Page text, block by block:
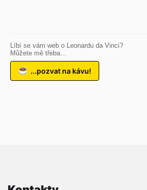
Líbí se vám web o Leonardu da Vinci?
Můžete mě třeba...
...pozvat na kávu!